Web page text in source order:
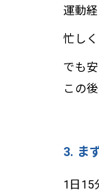
運動
忙し
でも
この
3. ま
1日15